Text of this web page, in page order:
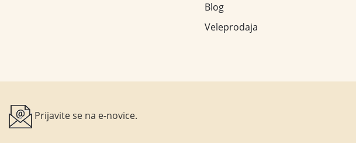
Blog
Veleprodaja
Prijavite se na e-novice.